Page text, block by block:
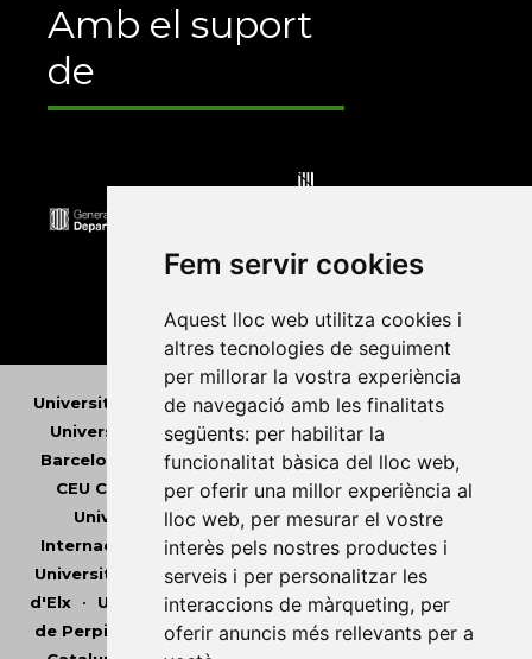
Fem servir cookies
Aquest lloc web utilitza cookies i
altres tecnologies de seguiment
per millorar la vostra experiència
de navegació amb les finalitats
següents: per habilitar la
funcionalitat bàsica del lloc web,
per oferir una millor experiència al
lloc web, per mesurar el vostre
interès pels nostres productes i
serveis i per personalitzar les
interaccions de màrqueting, per
oferir anuncis més rellevants per a
Amb el suport
de
Universitat Abat Oliba CEU•Universitat d'Alacant
Universitat d'Andorra•Universitat Autònoma de
Barcelona
Universitat de Barcelona•Universitat
CEU Cardenal Herrera•Universitat de Girona •
Universitat de les Illes Balears• Universitat
Internacional de Catalunya•Universitat Jaume I
Universitat de Lleida• Universitat Miguel Hernández
d'Elx• Universitat Oberta de Catalunya•Universitat
de Perpinyà Via Domitia•Universitat Politècnica de